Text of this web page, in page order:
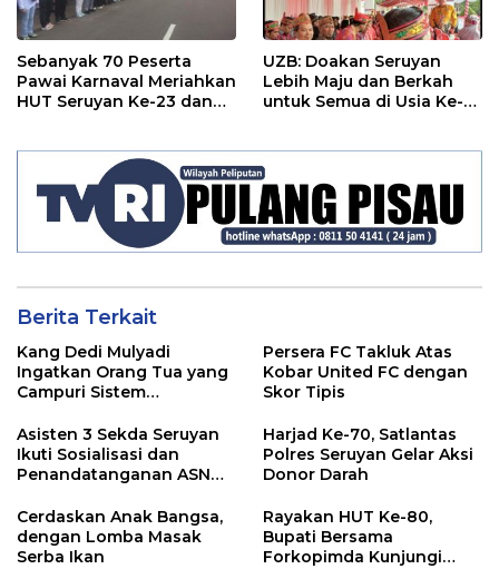
Sebanyak 70 Peserta
Pawai Karnaval Meriahkan
HUT Seruyan Ke-23 dan
UZB: Doakan Seruyan
Lebih Maju dan Berkah
untuk Semua di Usia Ke-
Berita Terkait
Kang Dedi Mulyadi
Ingatkan Orang Tua yang
Campuri Sistem
Antara Hak, Batas, dan
Etika Hukum Pendidikan
Persera FC Takluk Atas
Kobar United FC dengan
Skor Tipis
Asisten 3 Sekda Seruyan
Ikuti Sosialisasi dan
Penandatanganan ASN
Harjad Ke-70, Satlantas
Polres Seruyan Gelar Aksi
Donor Darah
Cerdaskan Anak Bangsa,
dengan Lomba Masak
Serba Ikan
Rayakan HUT Ke-80,
Bupati Bersama
Forkopimda Kunjungi